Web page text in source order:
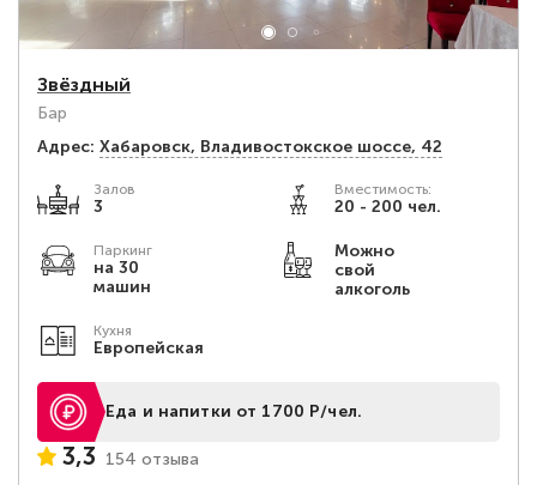
Звёздный
Бар
Адрес: Хабаровск, Владивостокское шоссе, 42
Залов
3
Вместимость:
20 - 200 чел.
Паркинг
на 30
машин
Можно
свой
алкоголь
Кухня
Европейская
Еда и напитки от 1700 Р/чел.
3,3 154 отзыва